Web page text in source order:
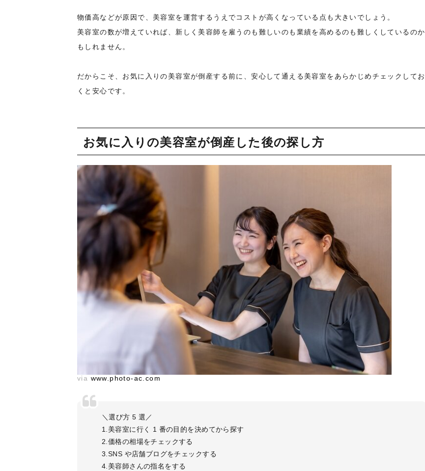
物価高などが原因で、美容室を運営するうえでコストが高くなっている点も大きいでしょう。
美容室の数が増えていれば、新しく美容師を雇うのも難しいのも業績を高めるのも難しくしているのか
もしれません。
だからこそ、お気に入りの美容室が倒産する前に、安心して通える美容室をあらかじめチェックしてお
くと安心です。
お気に入りの美容室が倒産した後の探し方
via www.photo-ac.com
＼選び方 5 選／
1.美容室に行く 1 番の目的を決めてから探す
2.価格の相場をチェックする
3.SNS や店舗ブログをチェックする
4.美容師さんの指名をする